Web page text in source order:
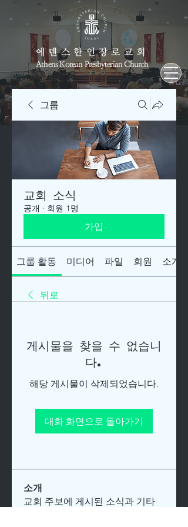
에덴스한인장로교회
Athens Korean Presbyterian Church
그룹
교회 소식
공개 · 회원 1명
가입
그룹 활동 미디어 파일 회원 소개
뒤로
게시물을 찾을 수 없습니
다.
해당 게시물이 삭제되었습니다.
대화 화면으로 돌아가기
소개
교회 주보에 게시된 소식과 기타